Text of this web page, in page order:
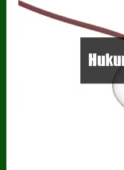
Boleh